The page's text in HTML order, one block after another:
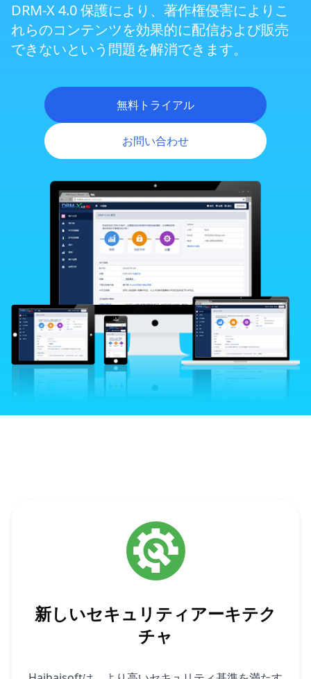
動的ウェブサイトのDRM保護
Android DRM
柔軟な権利管理
強力なオンラインコントロールパネル
多様なビジネスモデル
高速で安全なXvastブラウザ
DRM-X 4.0 自動バッチ暗号化ツール（オープ
DRM-X 4.0 保護により、著作権侵害によりこ
れらのコンテンツを効果的に配信および販売
できないという問題を解消できます。
無料トライアル
お問い合わせ
新しいセキュリティアーキテク
チャ